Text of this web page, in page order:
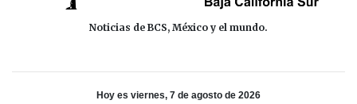
Noticias de BCS, México y el mundo.
Hoy es viernes, 7 de agosto de 2026